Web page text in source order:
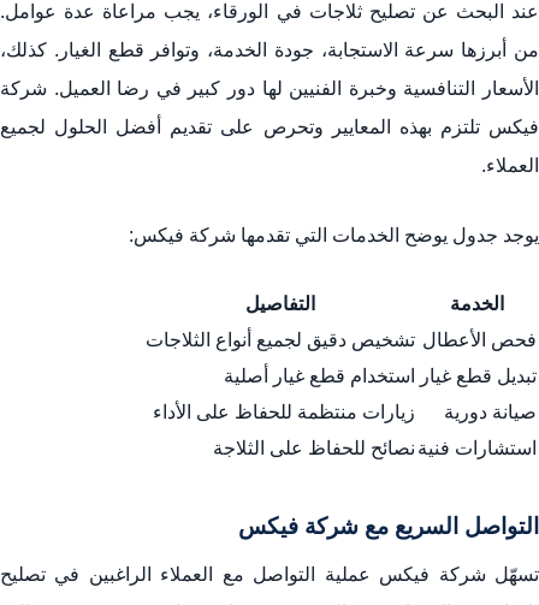
عند البحث عن تصليح ثلاجات في الورقاء، يجب مراعاة عدة عوامل.
من أبرزها سرعة الاستجابة، جودة الخدمة، وتوافر قطع الغيار. كذلك،
الأسعار التنافسية وخبرة الفنيين لها دور كبير في رضا العميل. شركة
فيكس تلتزم بهذه المعايير وتحرص على تقديم أفضل الحلول لجميع
العملاء.
يوجد جدول يوضح الخدمات التي تقدمها شركة فيكس:
الخدمة
التفاصيل
فحص الأعطال تشخيص دقيق لجميع أنواع الثلاجات
تبديل قطع غيار
استخدام قطع غيار أصلية
صيانة دورية
زيارات منتظمة للحفاظ على الأداء
استشارات فنية نصائح للحفاظ على الثلاجة
التواصل السريع مع شركة فيكس
تسهّل شركة فيكس عملية التواصل مع العملاء الراغبين في تصليح